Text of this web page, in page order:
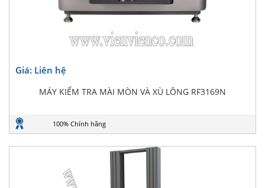
Giá: Liên hệ
MÁY KIỂM TRA MÀI MÒN VÀ XÙ LÔNG RF3169N
100% Chính hãng